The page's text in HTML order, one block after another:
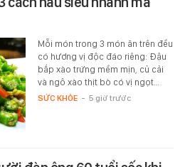
Mỗi món trong 3 món ăn trên đều
có hương vị độc đáo riêng: Đậu
bắp xào trứng mềm mịn, củ cải
và ngô xào thịt bò có vị ngọt…
SỨC KHỎE - 5 giờ trước